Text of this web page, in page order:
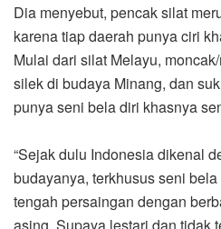
Dia menyebut, pencak silat
karena tiap daerah punya ciri
Mulai dari silat Melayu,
silek di budaya Minang, dan
punya seni bela diri khasnya
“Sejak dulu Indonesia dikenal
budayanya, terkhusus seni
tengah persaingan dengan